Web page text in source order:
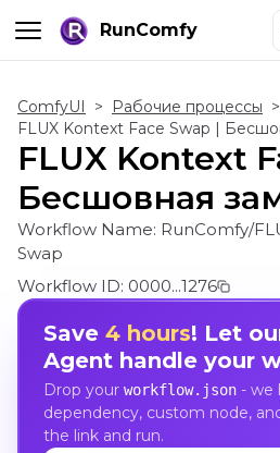
RunComfy
ComfyUI > Рабочие процессы >
FLUX Kontext Face Swap |
FLUX Kontext
Бесшовная
Workflow Name: RunComfy/
Swap
Workflow ID: 0000...1276
Save 4 hours! Let
Agent handle your
Drop your workflow.json- we
dependency, custom node,
the link and run.